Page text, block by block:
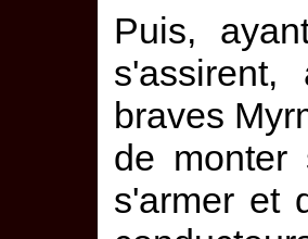
Puis,
braves
de
s'armer et